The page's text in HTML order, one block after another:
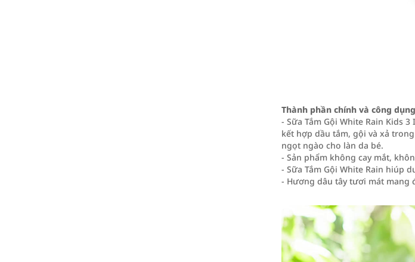
Thành phần chính và công
- Sữa Tắm Gội White Rain Kids
kết hợp dầu tắm, gội và xả
ngọt ngào cho làn da bé.
- Sản phẩm không cay mắt,
- Sữa Tắm Gội White Rain hiúp
- Hương dâu tây tươi mát mang